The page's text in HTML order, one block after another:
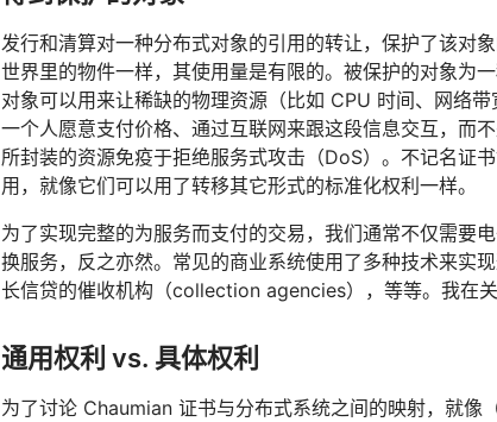
发行和清算对一种分布式对象的引用的转让，保护了该对
世界里的物件一样，其使用量是有限的。被保护的对象为
对象可以用来让稀缺的物理资源（比如 CPU 时间、网络
一个人愿意支付价格、通过互联网来跟这段信息交互，而
所封装的资源免疫于拒绝服务式攻击（DoS）。不记名证
用，就像它们可以用了转移其它形式的标准化权利一样。
为了实现完整的为服务而支付的交易，我们通常不仅需要
换服务，反之亦然。常见的商业系统使用了多种技术来实
长信贷的催收机构（collection agencies），等等。我在
通用权利 vs. 具体权利
为了讨论 Chaumian 证书与分布式系统之间的映射，就像（